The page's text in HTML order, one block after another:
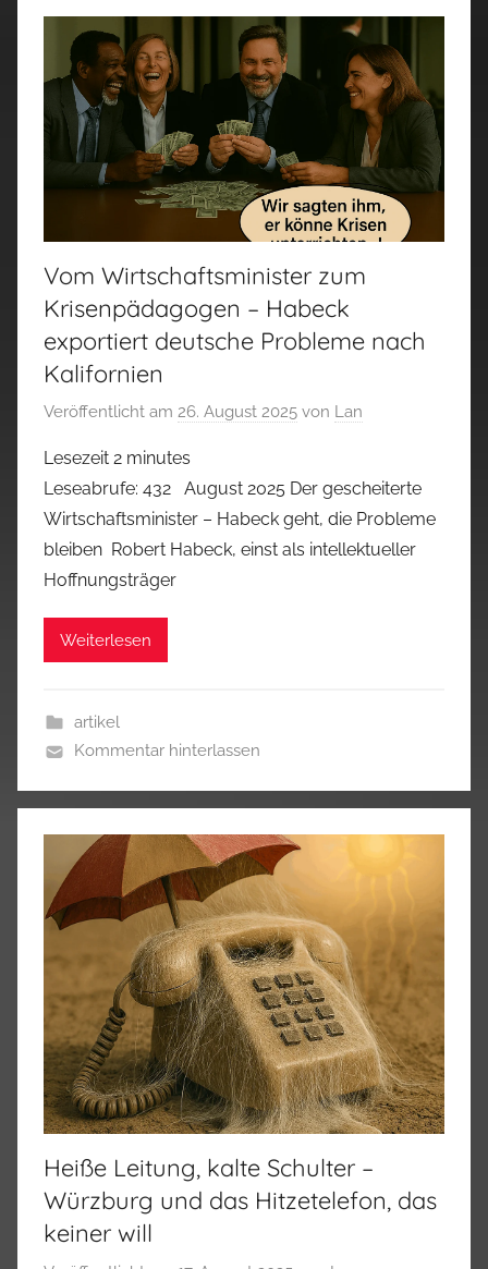
Vom Wirtschaftsminister zum
Krisenpädagogen – Habeck
exportiert deutsche Probleme nach
Kalifornien
Veröffentlicht am 26. August 2025 von Lan
Lesezeit 2 minutes
Leseabrufe: 432 August 2025 Der gescheiterte
Wirtschaftsminister – Habeck geht, die Probleme
bleiben Robert Habeck, einst als intellektueller
Hoffnungsträger
Weiterlesen
artikel
Kommentar hinterlassen
Heiße Leitung, kalte Schulter –
Würzburg und das Hitzetelefon, das
keiner will